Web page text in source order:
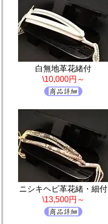
白無地革花緒付
\10,000円～
ニシキヘビ革花緒・細付
\13,500円～